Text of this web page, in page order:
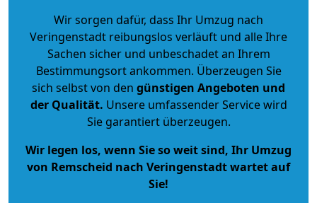
Wir sorgen dafür, dass Ihr Umzug nach
Veringenstadt reibungslos verläuft und alle Ihre
Sachen sicher und unbeschadet an Ihrem
Bestimmungsort ankommen. Überzeugen Sie
sich selbst von den günstigen Angeboten und
der Qualität. Unsere umfassender Service wird
Sie garantiert überzeugen.
Wir legen los, wenn Sie so weit sind, Ihr Umzug
von Remscheid nach Veringenstadt wartet auf
Sie!